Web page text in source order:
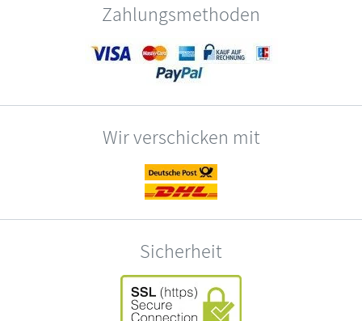
Zahlungsmethoden
Wir verschicken mit
Sicherheit